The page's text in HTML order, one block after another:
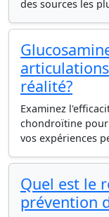
des sources les
réalité?
Examinez
chondroïtine
vos expériences
Quel est le
prévention